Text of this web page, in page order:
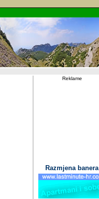
Reklame
Razmjena banera